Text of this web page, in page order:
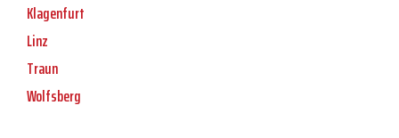
Klagenfurt
Linz
Traun
Wolfsberg